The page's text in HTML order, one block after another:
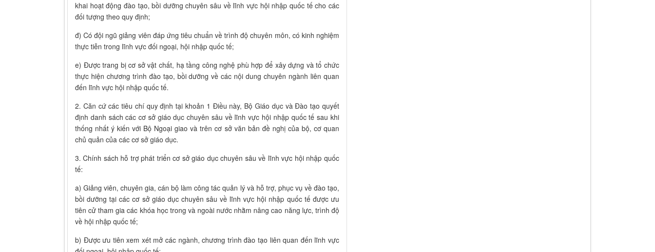
khai hoạt động đào tạo, bồi dưỡng chuyên sâu về lĩnh vực hội nhập quốc tế cho các
đối tượng theo quy định;
đ) Có đội ngũ giảng viên đáp ứng tiêu chuẩn về trình độ chuyên môn, có kinh nghiệm
thực tiễn trong lĩnh vực đối ngoại, hội nhập quốc tế;
e) Được trang bị cơ sở vật chất, hạ tầng công nghệ phù hợp để xây dựng và tổ chức
thực hiện chương trình đào tạo, bồi dưỡng về các nội dung chuyên ngành liên quan
đến lĩnh vực hội nhập quốc tế.
2. Căn cứ các tiêu chí quy định tại khoản 1 Điều này, Bộ Giáo dục và Đào tạo quyết
định danh sách các cơ sở giáo dục chuyên sâu về lĩnh vực hội nhập quốc tế sau khi
thống nhất ý kiến với Bộ Ngoại giao và trên cơ sở văn bản đề nghị của bộ, cơ quan
chủ quản của các cơ sở giáo dục.
3. Chính sách hỗ trợ phát triển cơ sở giáo dục chuyên sâu về lĩnh vực hội nhập quốc
tế:
a) Giảng viên, chuyên gia, cán bộ làm công tác quản lý và hỗ trợ, phục vụ về đào tạo,
bồi dưỡng tại các cơ sở giáo dục chuyên sâu về lĩnh vực hội nhập quốc tế được ưu
tiên cử tham gia các khóa học trong và ngoài nước nhằm nâng cao năng lực, trình độ
về hội nhập quốc tế;
b) Được ưu tiên xem xét mở các ngành, chương trình đào tạo liên quan đến lĩnh vực